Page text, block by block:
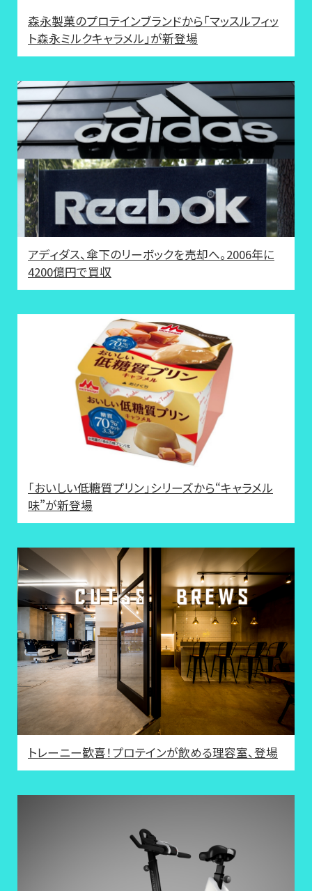
森永製菓のプロテインブランドから「マッスルフィッ
ト森永ミルクキャラメル」が新登場
アディダス、傘下のリーボックを売却へ。2006年に
4200億円で買収
「おいしい低糖質プリン」シリーズから“キャラメル
味”が新登場
トレーニー歓喜！プロテインが飲める理容室、登場